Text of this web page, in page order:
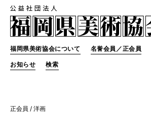
福岡県美術協会について 名誉会員／正会員
お知らせ 検索
正会員 / 洋画